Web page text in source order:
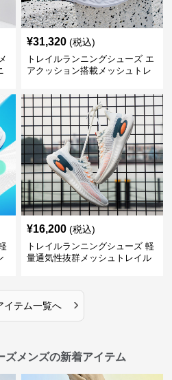
¥31,320 (税込)
トレイルランニングシューズ エ
アクッション搭載メッシュトレ
¥16,200 (税込)
トレイルランニングシューズ 軽
量通気性抜群メッシュトレイル
イテム一覧へ ›
ズメンズの新着アイテム